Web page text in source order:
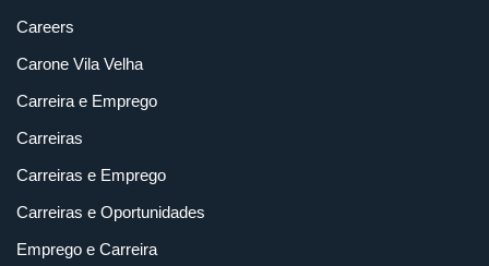
Careers
Carone Vila Velha
Carreira e Emprego
Carreiras
Carreiras e Emprego
Carreiras e Oportunidades
Emprego e Carreira